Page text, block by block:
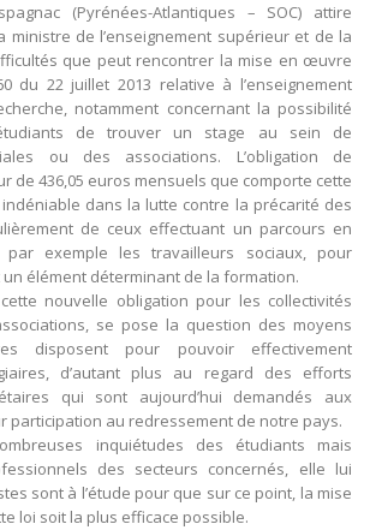
(Pyrénées-Atlantiques – SOC) attire
ministre de l’enseignement supérieur et de la
que peut rencontrer la mise en œuvre
du 22 juillet 2013 relative à l’enseignement
notamment concernant la possibilité
de trouver un stage au sein de
ou des associations. L’obligation de
de 436,05 euros mensuels que comporte cette
dans la lutte contre la précarité des
de ceux effectuant un parcours en
par exemple les travailleurs sociaux, pour
élément déterminant de la formation.
nouvelle obligation pour les collectivités
se pose la question des moyens
disposent pour pouvoir effectivement
d’autant plus au regard des efforts
qui sont aujourd’hui demandés aux
participation au redressement de notre pays.
inquiétudes des étudiants mais
des secteurs concernés, elle lui
sont à l’étude pour que sur ce point, la mise
loi soit la plus efficace possible.